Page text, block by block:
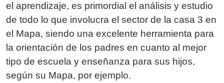
el aprendizaje, es primordial el análisis y estudio
de todo lo que involucra el sector de la casa 3 en
el Mapa, siendo una excelente herramienta para
la orientación de los padres en cuanto al mejor
tipo de escuela y enseñanza para sus hijos,
según su Mapa, por ejemplo.